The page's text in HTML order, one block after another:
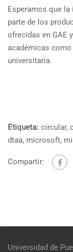
Esperamos que
parte de los
ofrecidas en GAE
académicas
universitaria.
Etiqueta: circular,
dtaa, microsoft,
Compartir:
Universidad de